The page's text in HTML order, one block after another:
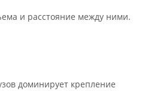
и расстояние между ними.
доминирует крепление